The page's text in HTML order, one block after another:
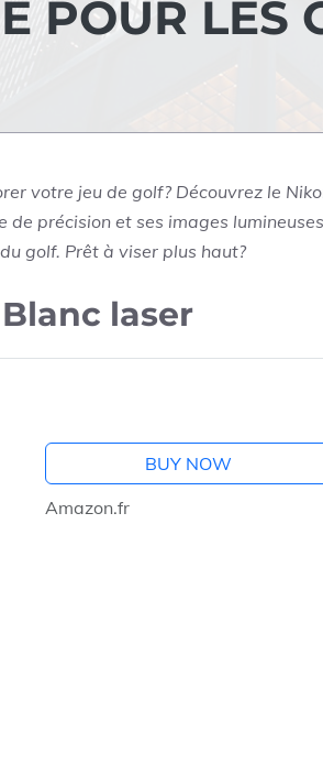
POUR LES
votre jeu de golf? Découvrez le
précision et ses images
golf. Prêt à viser plus haut?
Blanc laser
BUY NOW
Amazon.fr